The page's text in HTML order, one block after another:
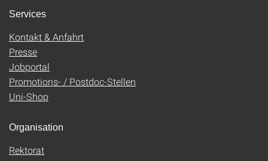
Services
Kontakt & Anfahrt
Presse
Jobportal
Promotions- / Postdoc-Stellen
Uni-Shop
Organisation
Rektorat